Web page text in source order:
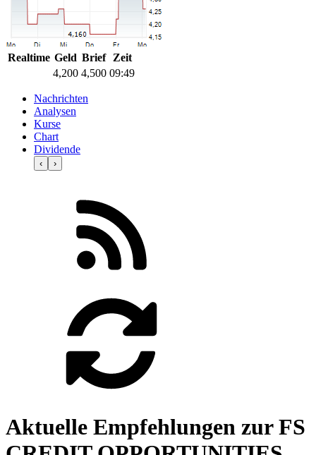
Realtime Geld Brief
Zeit
4,200 4,500 09:49
Nachrichten
Analysen
Kurse
Chart
Dividende
‹ ›
Aktuelle Empfehlungen zur FS